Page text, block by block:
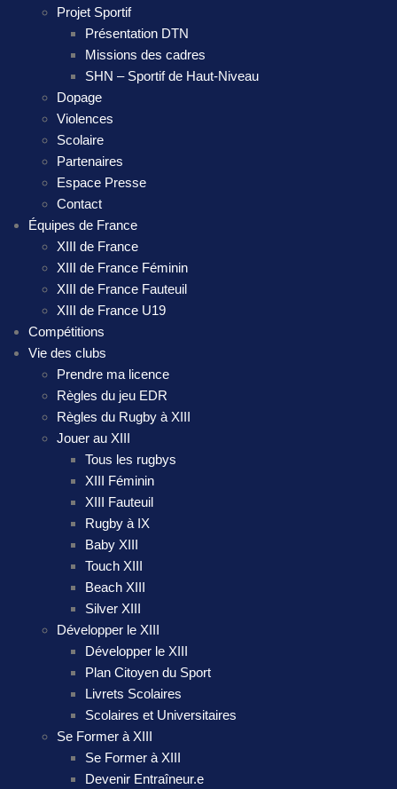
Projet Sportif
Présentation DTN
Missions des cadres
SHN – Sportif de Haut-Niveau
Dopage
Violences
Scolaire
Partenaires
Espace Presse
Contact
Équipes de France
XIII de France
XIII de France Féminin
XIII de France Fauteuil
XIII de France U19
Compétitions
Vie des clubs
Prendre ma licence
Règles du jeu EDR
Règles du Rugby à XIII
Jouer au XIII
Tous les rugbys
XIII Féminin
XIII Fauteuil
Rugby à IX
Baby XIII
Touch XIII
Beach XIII
Silver XIII
Développer le XIII
Développer le XIII
Plan Citoyen du Sport
Livrets Scolaires
Scolaires et Universitaires
Se Former à XIII
Se Former à XIII
Devenir Entraîneur.e